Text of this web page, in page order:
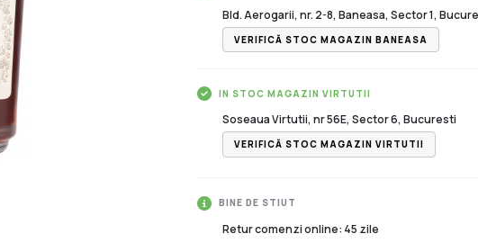
Bld. Aerogarii, nr. 2-8, Baneasa, Sector 1,
VERIFICĂ STOC MAGAZIN BANEASA
IN STOC MAGAZIN VIRTUTII
Soseaua Virtutii, nr 56E, Sector 6, Bucuresti
VERIFICĂ STOC MAGAZIN VIRTUTII
BINE DE STIUT
Retur comenzi online: 45 zile